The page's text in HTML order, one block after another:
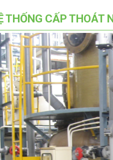
THỐNG CẤP THOÁT